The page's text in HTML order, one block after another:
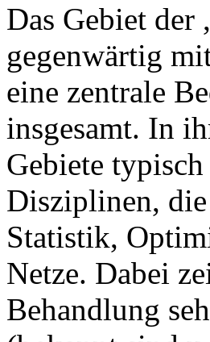
Das Gebiet
gegenwärtig
eine zentrale
insgesamt. In
Gebiete
Disziplinen,
Statistik,
Netze. Dabei
Behandlung